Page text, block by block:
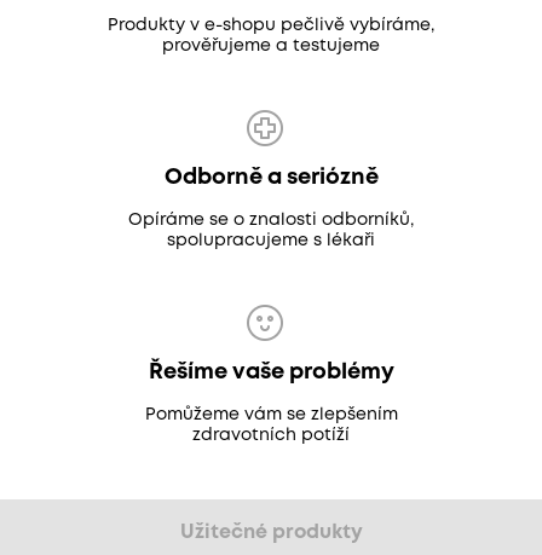
Produkty v e-shopu pečlivě vybíráme,
prověřujeme a testujeme
Odborně a seriózně
Opíráme se o znalosti odborníků,
spolupracujeme s lékaři
Řešíme vaše problémy
Pomůžeme vám se zlepšením
zdravotních potíží
Užitečné produkty